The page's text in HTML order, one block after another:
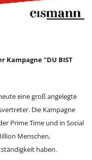
Kampagne "DU BIST
eine groß angelegte
Die Kampagne
Prime Time und in Social
Menschen,
haben.